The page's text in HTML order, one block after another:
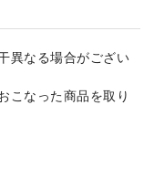
異なる場合がござい
こなった商品を取り